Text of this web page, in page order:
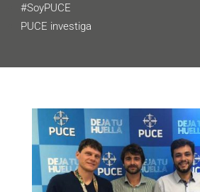
#SoyPUCE
PUCE investiga